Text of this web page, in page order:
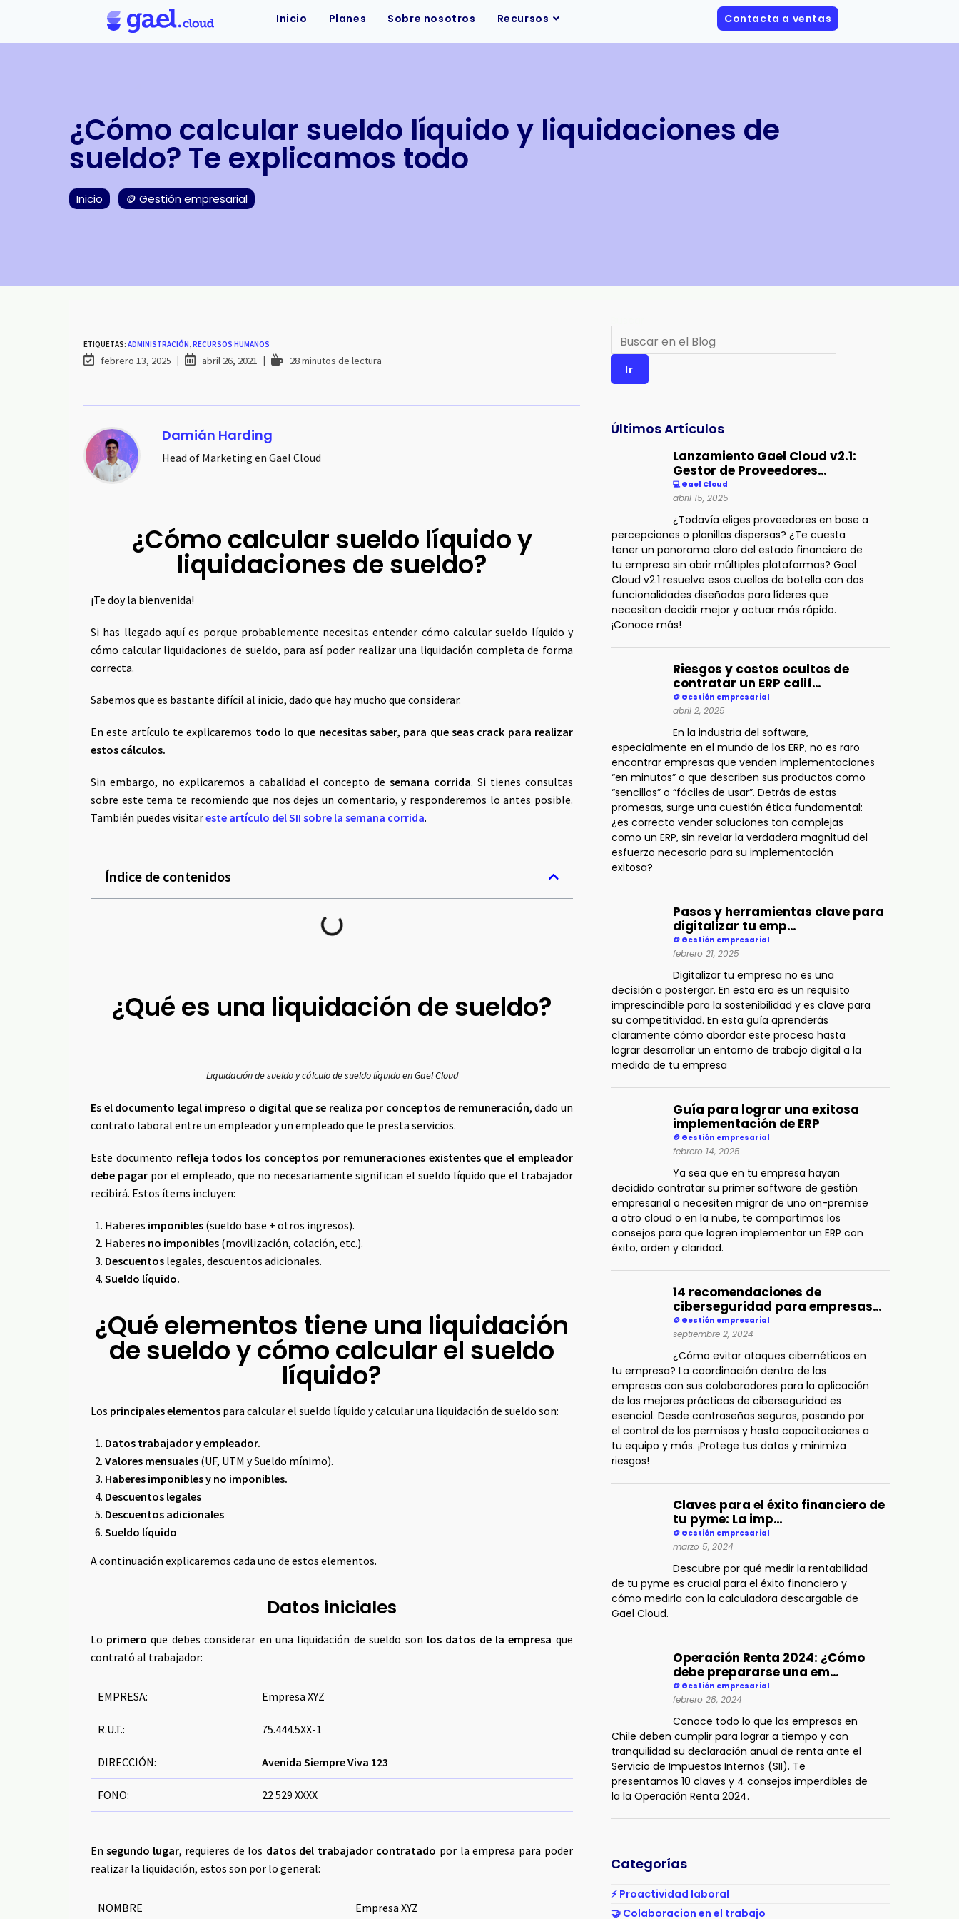
Inicio Planes Sobre nosotros Recursos Contacta a ventas
¿Cómo calcular sueldo líquido y liquidaciones de
sueldo? Te explicamos todo
Inicio 🪙 Gestión empresarial
ETIQUETAS: ADMINISTRACIÓN,RECURSOS HUMANOS
febrero 13, 2025 abril 26, 2021 28 minutos de lectura
Damián Harding
Head of Marketing en Gael Cloud
¿Cómo calcular sueldo líquido y
liquidaciones de sueldo?
¡Te doy la bienvenida!
Si has llegado aquí es porque probablemente necesitas entender cómo calcular sueldo líquido y
cómo calcular liquidaciones de sueldo, para así poder realizar una liquidación completa de forma
correcta.
Sabemos que es bastante difícil al inicio, dado que hay mucho que considerar.
En este artículo te explicaremos todo lo que necesitas saber, para que seas crack para realizar
estos cálculos.
Sin embargo, no explicaremos a cabalidad el concepto de semana corrida. Si tienes consultas
sobre este tema te recomiendo que nos dejes un comentario, y responderemos lo antes posible.
También puedes visitareste artículo del SII sobre la semana corrida.
Índice de contenidos
¿Qué es una liquidación de sueldo?
Liquidación de sueldo y cálculo de sueldo líquido en Gael Cloud
Es el documento legal impreso o digital que se realiza por conceptos de remuneración, dado un
contrato laboral entre un empleador y un empleado que le presta servicios.
Este documento refleja todos los conceptos por remuneraciones existentes que el empleador
debe pagar por el empleado, que no necesariamente significan el sueldo líquido que el trabajador
recibirá. Estos ítems incluyen:
Haberes imponibles (sueldo base + otros ingresos).
Haberes no imponibles (movilización, colación, etc.).
Descuentos legales, descuentos adicionales.
Sueldo líquido.
¿Qué elementos tiene una liquidación
de sueldo y cómo calcular el sueldo
líquido?
Los principales elementos para calcular el sueldo líquido y calcular una liquidación de sueldo son:
Datos trabajador y empleador.
Valores mensuales (UF, UTM y Sueldo mínimo).
Haberes imponibles y no imponibles.
Descuentos legales
Descuentos adicionales
Sueldo líquido
A continuación explicaremos cada uno de estos elementos.
Datos iniciales
Lo primero que debes considerar en una liquidación de sueldo son los datos de la empresa que
contrató al trabajador:
EMPRESA: Empresa XYZ
R.U.T.: 75.444.5XX-1
DIRECCIÓN: Avenida Siempre Viva 123
FONO: 22 529 XXXX
En segundo lugar, requieres de los datos del trabajador contratado por la empresa para poder
realizar la liquidación, estos son por lo general:
NOMBRE Empresa XYZ
Ir
Últimos Artículos
Lanzamiento Gael Cloud v2.1:
Gestor de Proveedores…
💻 Gael Cloud
abril 15, 2025
¿Todavía eliges proveedores en base a
percepciones o planillas dispersas? ¿Te cuesta
tener un panorama claro del estado financiero de
tu empresa sin abrir múltiples plataformas? Gael
Cloud v2.1 resuelve esos cuellos de botella con dos
funcionalidades diseñadas para líderes que
necesitan decidir mejor y actuar más rápido.
¡Conoce más!
Riesgos y costos ocultos de
contratar un ERP calif…
🪙 Gestión empresarial
abril 2, 2025
En la industria del software,
especialmente en el mundo de los ERP, no es raro
encontrar empresas que venden implementaciones
“en minutos” o que describen sus productos como
“sencillos” o “fáciles de usar”. Detrás de estas
promesas, surge una cuestión ética fundamental:
¿es correcto vender soluciones tan complejas
como un ERP, sin revelar la verdadera magnitud del
esfuerzo necesario para su implementación
exitosa?
Pasos y herramientas clave para
digitalizar tu emp…
🪙 Gestión empresarial
febrero 21, 2025
Digitalizar tu empresa no es una
decisión a postergar. En esta era es un requisito
imprescindible para la sostenibilidad y es clave para
su competitividad. En esta guía aprenderás
claramente cómo abordar este proceso hasta
lograr desarrollar un entorno de trabajo digital a la
medida de tu empresa
Guía para lograr una exitosa
implementación de ERP
🪙 Gestión empresarial
febrero 14, 2025
Ya sea que en tu empresa hayan
decidido contratar su primer software de gestión
empresarial o necesiten migrar de uno on-premise
a otro cloud o en la nube, te compartimos los
consejos para que logren implementar un ERP con
éxito, orden y claridad.
14 recomendaciones de
ciberseguridad para empresas…
🪙 Gestión empresarial
septiembre 2, 2024
¿Cómo evitar ataques cibernéticos en
tu empresa? La coordinación dentro de las
empresas con sus colaboradores para la aplicación
de las mejores prácticas de ciberseguridad es
esencial. Desde contraseñas seguras, pasando por
el control de los permisos y hasta capacitaciones a
tu equipo y más. ¡Protege tus datos y minimiza
riesgos!
Claves para el éxito financiero de
tu pyme: La imp…
🪙 Gestión empresarial
marzo 5, 2024
Descubre por qué medir la rentabilidad
de tu pyme es crucial para el éxito financiero y
cómo medirla con la calculadora descargable de
Gael Cloud.
Operación Renta 2024: ¿Cómo
debe prepararse una em…
🪙 Gestión empresarial
febrero 28, 2024
Conoce todo lo que las empresas en
Chile deben cumplir para lograr a tiempo y con
tranquilidad su declaración anual de renta ante el
Servicio de Impuestos Internos (SII). Te
presentamos 10 claves y 4 consejos imperdibles de
la la Operación Renta 2024.
Categorías
⚡ Proactividad laboral
🤝 Colaboracion en el trabajo